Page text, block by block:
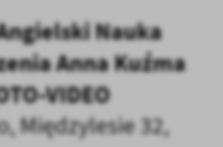
Nauka
Anna Kuźma
VIDEO
Międzylesie 32,